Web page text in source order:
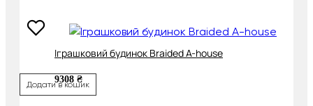
Іграшковий будинок Braided A-house
9308 ₴
Додати в кошик